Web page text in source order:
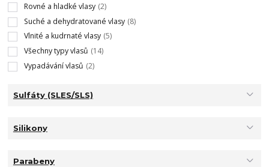
Rovné a hladké vlasy (2)
Suché a dehydratované vlasy (8)
Vlnité a kudrnaté vlasy (5)
Všechny typy vlasů (14)
Vypadávání vlasů (2)
Sulfáty (SLES/SLS)
Silikony
Parabeny